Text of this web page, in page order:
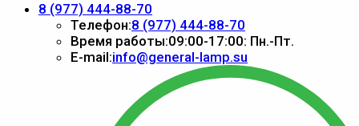
8 (977) 444-88-70
Телефон:8 (977) 444-88-70
Время работы:09:00-17:00: Пн.-Пт.
E-mail:info@general-lamp.su